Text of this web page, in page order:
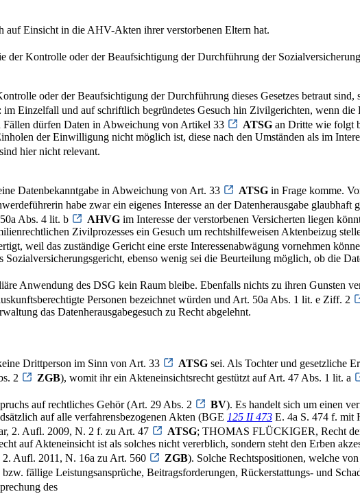
auf Einsicht in die AHV-Akten ihrer verstorbenen Eltern hat.
der Kontrolle oder der Beaufsichtigung der Durchführung der
oder der Beaufsichtigung der Durchführung dieses Gesetzes betraut sind,
im Einzelfall und auf schriftlich begründetes Gesuch hin Zivilgerichten, wenn
dürfen Daten in Abweichung von Artikel 33
ATSG an Dritte wie folgt
der Einwilligung nicht möglich ist, diese nach den Umständen als im
hier nicht relevant.
Datenbekanntgabe in Abweichung von Art. 33 ATSG in Frage komme.
habe zwar ein eigenes Interesse an der Datenherausgabe glaubhaft
Abs. 4 lit. b
AHVG im Interesse der verstorbenen Versicherten liegen
Zivilprozesses ein Gesuch um rechtshilfeweisen Aktenbeizug
weil das zuständige Gericht eine erste Interessenabwägung vornehmen
ebenso wenig sei die Beurteilung möglich, ob die
Anwendung des DSG kein Raum bleibe. Ebenfalls nichts zu ihren Gunsten
Personen bezeichnet würden und Art. 50a Abs. 1 lit. e Ziff. 2
das Datenherausgabegesuch zu Recht abgelehnt.
Drittperson im Sinn von Art. 33 ATSG sei. Als Tochter und gesetzliche
2
ZGB), womit ihr ein Akteneinsichtsrecht gestützt auf Art. 47 Abs. 1 lit. a
auf rechtliches Gehör (Art. 29 Abs. 2 BV). Es handelt sich um einen
auf alle verfahrensbezogenen Akten (BGE 125 II 473 E. 4a S. 474 f. mit
2. Aufl. 2009, N. 2 f. zu Art. 47
ATSG; THOMAS FLÜCKIGER, Recht
auf Akteneinsicht ist als solches nicht vererblich, sondern steht den Erben
Aufl. 2011, N. 16a zu Art. 560
ZGB). Solche Rechtspositionen, welche
fällige Leistungsansprüche, Beitragsforderungen, Rückerstattungs- und
des